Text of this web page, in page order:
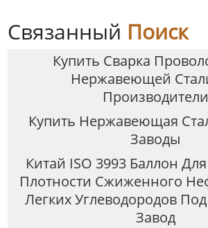
Связанный Поиск
Купить Сварка
Нержавеющей
Производители
Купить Нержавеющая
Заводы
Китай ISO 3993 Баллон
Плотности Сжиженного
Легких Углеводородов
Завод